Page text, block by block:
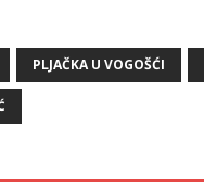
PLJAČKA U VOGOŠĆI